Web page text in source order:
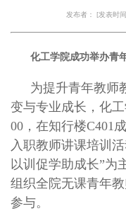
发布者： [发表时
化工学院成功举办青
为提升青年教师
变与专业成长，化
00 ，在知行楼C401
入职教师讲课培训
以训促学助成长”为
组织全院无课青年
参与。